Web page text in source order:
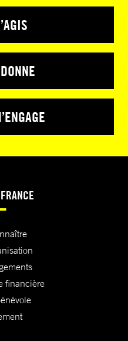
financière